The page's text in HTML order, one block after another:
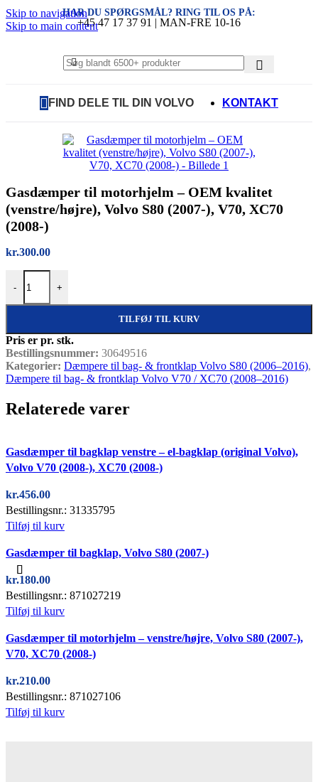
Skip to navigation
Skip to main content
HAR DU SPØRGSMÅL? RING TIL OS PÅ:
+45 47 17 37 91 | MAN-FRE 10-16
FIND DELE TIL DIN VOLVO KONTAKT
Gasdæmper til motorhjelm – OEM kvalitet
(venstre/højre), Volvo S80 (2007-), V70, XC70
(2008-)
kr.300.00
-
Gasdæmper til motorhjelm – OEM kvalitet (venstre/højre), Volvo
+
TILFØJ TIL KURV
Pris er pr. stk.
Bestillingsnummer: 30649516
Kategorier: Dæmpere til bag- & frontklap Volvo S80 (2006–2016),
Dæmpere til bag- & frontklap Volvo V70 / XC70 (2008–2016)
Relaterede varer
Gasdæmper til bagklap venstre – el-bagklap (original Volvo),
Volvo V70 (2008-), XC70 (2008-)
kr.456.00
Bestillingsnr.: 31335795
Tilføj til kurv
Gasdæmper til bagklap, Volvo S80 (2007-)
kr.180.00
Bestillingsnr.: 871027219
Tilføj til kurv
Gasdæmper til motorhjelm – venstre/højre, Volvo S80 (2007-),
V70, XC70 (2008-)
kr.210.00
Bestillingsnr.: 871027106
Tilføj til kurv